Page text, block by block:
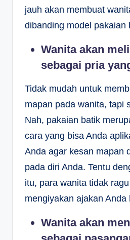
jauh akan membuat
dibanding model pakaian
Wanita akan
sebagai pria
Tidak mudah untuk
mapan pada wanita, tapi
Nah, pakaian batik
cara yang bisa Anda
Anda agar kesan mapan
pada diri Anda. Tentu
itu, para wanita tidak
mengiyakan ajakan Anda
Wanita akan